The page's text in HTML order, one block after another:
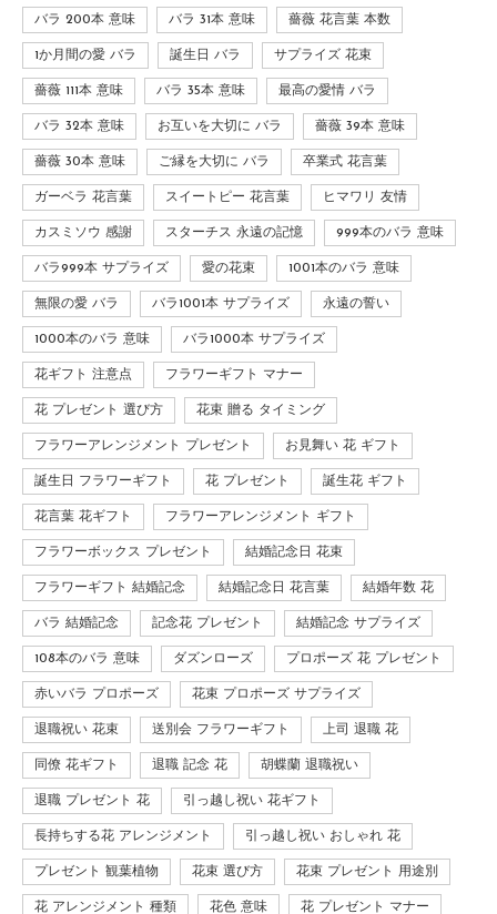
バラ 200本 意味 バラ 31本 意味 薔薇 花言葉 本数
1か月間の愛 バラ 誕生日 バラ サプライズ 花束
薔薇 111本 意味 バラ 35本 意味 最高の愛情 バラ
バラ 32本 意味 お互いを大切に バラ 薔薇 39本 意味
薔薇 30本 意味 ご縁を大切に バラ 卒業式 花言葉
ガーベラ 花言葉 スイートピー 花言葉 ヒマワリ 友情
カスミソウ 感謝 スターチス 永遠の記憶 999本のバラ 意味
バラ999本 サプライズ 愛の花束 1001本のバラ 意味
無限の愛 バラ バラ1001本 サプライズ 永遠の誓い
1000本のバラ 意味 バラ1000本 サプライズ
花ギフト 注意点 フラワーギフト マナー
花 プレゼント 選び方 花束 贈る タイミング
フラワーアレンジメント プレゼント お見舞い 花 ギフト
誕生日 フラワーギフト 花 プレゼント 誕生花 ギフト
花言葉 花ギフト フラワーアレンジメント ギフト
フラワーボックス プレゼント 結婚記念日 花束
フラワーギフト 結婚記念 結婚記念日 花言葉 結婚年数 花
バラ 結婚記念 記念花 プレゼント 結婚記念 サプライズ
108本のバラ 意味 ダズンローズ プロポーズ 花 プレゼント
赤いバラ プロポーズ 花束 プロポーズ サプライズ
退職祝い 花束 送別会 フラワーギフト 上司 退職 花
同僚 花ギフト 退職 記念 花 胡蝶蘭 退職祝い
退職 プレゼント 花 引っ越し祝い 花ギフト
長持ちする花 アレンジメント 引っ越し祝い おしゃれ 花
プレゼント 観葉植物 花束 選び方 花束 プレゼント 用途別
花 アレンジメント 種類 花色 意味 花 プレゼント マナー